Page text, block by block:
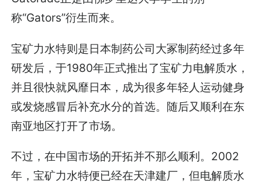
称“Gators”衍生而来。
宝矿力水特则是日本制药公司大冢制药经过多年
研发后，于1980年正式推出了宝矿力电解质水，
并且很快就风靡日本，成为很多年轻人运动健身
或发烧感冒后补充水分的首选。随后又顺利在东
南亚地区打开了市场。
不过，在中国市场的开拓并不那么顺利。2002
年，宝矿力水特便已经在天津建厂，但电解质水